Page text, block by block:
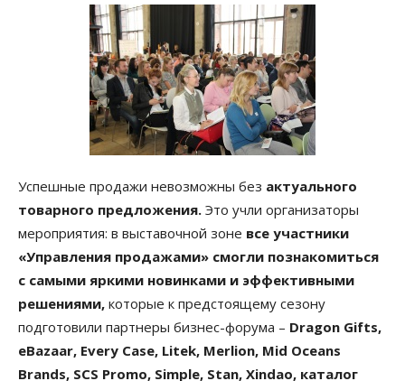
Успешные продажи невозможны без актуального
товарного предложения. Это учли организаторы
мероприятия: в выставочной зоне все участники
«Управления продажами» смогли познакомиться
с самыми яркими новинками и эффективными
решениями, которые к предстоящему сезону
подготовили партнеры бизнес-форума – Dragon Gifts,
eBazaar, Every Case, Litek, Merlion, Mid Oceans
Brands, SCS Promo, Simple, Stan, Xindao, каталог